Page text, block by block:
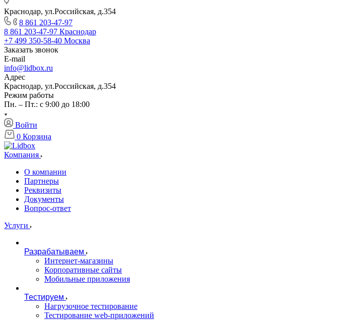
Краснодар, ул.Российская, д.354
8 861 203-47-97
8 861 203-47-97 Краснодар
+7 499 350-58-40 Москва
Заказать звонок
E-mail
info@lidbox.ru
Адрес
Краснодар, ул.Российская, д.354
Режим работы
Пн. – Пт.: с 9:00 до 18:00
Войти
0 Корзина
Компания
О компании
Партнеры
Реквизиты
Документы
Вопрос-ответ
Услуги
Разрабатываем
Интернет-магазины
Корпоративные сайты
Мобильные приложения
Тестируем
Нагрузочное тестирование
Тестирование web-приложений